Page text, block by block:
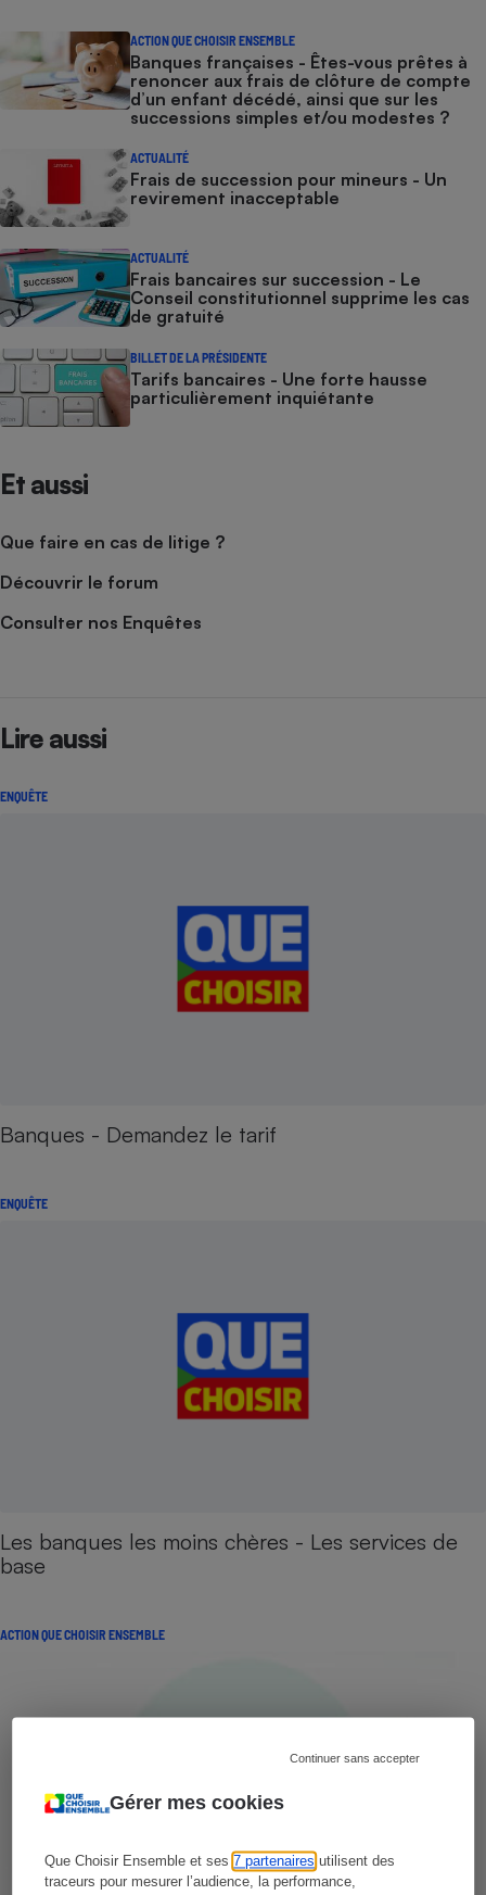
Gérer mes cookies
Que Choisir Ensemble et ses7 partenaires utilisent des
traceurs pour mesurer l’audience, la performance,
Continuer sans accepter
ACTION QUE CHOISIR ENSEMBLE
Banques françaises - Êtes-vous prêtes à
renoncer aux frais de clôture de compte
d’un enfant décédé, ainsi que sur les
successions simples et/ou modestes ?
ACTUALITÉ
Frais de succession pour mineurs - Un
revirement inacceptable
ACTUALITÉ
Frais bancaires sur succession - Le
Conseil constitutionnel supprime les cas
de gratuité
BILLET DE LA PRÉSIDENTE
Tarifs bancaires - Une forte hausse
particulièrement inquiétante
Et aussi
Que faire en cas de litige ?
Découvrir le forum
Consulter nos Enquêtes
Lire aussi
ENQUÊTE
Banques - Demandez le tarif
ENQUÊTE
Les banques les moins chères - Les services de
base
ACTION QUE CHOISIR ENSEMBLE
Robot ménager